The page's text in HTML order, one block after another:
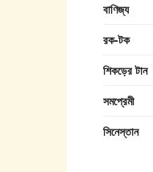
বাণিজ্য
রক-টক
শিকড়ের টান
সমপ্রেমী
সিনেস্তান